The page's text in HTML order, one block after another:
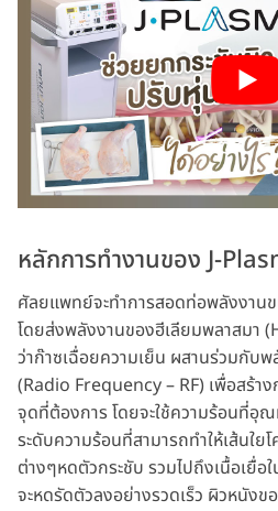
หลักการทำงานของ J-
ศัลยแพทย์จะทำการสอดท่อพลังงานข
โดยส่งพลังงานของฮีเลียมพลาสมา
ว่าก๊าซเฉื่อยความเย็น ผสานร่วมกับ
(Radio Frequency – RF) เพื่อสร้า
จุดที่ต้องการ โดยจะใช้ความร้อนที่อุ
ระดับความร้อนที่สามารถทำให้เส้นใย
ต่างๆหดตัวกระชับ รวมไปถึงเนื้อเยื่
จะหดรัดตัวลงอย่างรวดเร็ว ผิวหนังข